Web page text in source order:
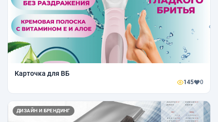
Карточка для ВБ
145 0
ДИЗАЙН И БРЕНДИНГ